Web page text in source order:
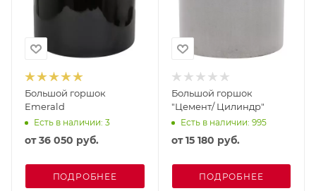
Большой горшок
Emerald
Есть в наличии: 3
от36 050 руб.
ПОДРОБНЕЕ
Большой горшок
"Цемент/ Цилиндр"
Есть в наличии: 995
от15 180 руб.
ПОДРОБНЕЕ